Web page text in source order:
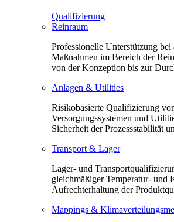
Qualifizierung
Reinraum
Professionelle Unterstützung
Maßnahmen im Bereich der
von der Konzeption bis zur
Anlagen & Utilities
Risikobasierte Qualifizierung
Versorgungssystemen und
Sicherheit der Prozessstabilität
Transport & Lager
Lager- und
gleichmäßiger Temperatur- und
Aufrechterhaltung der
Mappings &